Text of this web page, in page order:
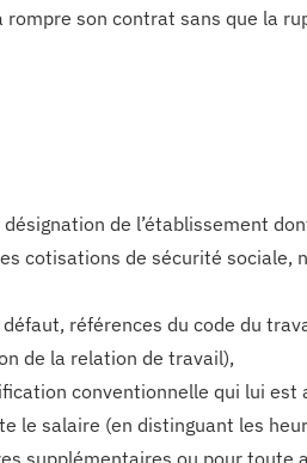
son contrat sans que la
de l’établissement
cotisations de sécurité sociale,
références du code du
de la relation de travail),
conventionnelle qui lui est
le salaire (en distinguant les
supplémentaires ou pour toute